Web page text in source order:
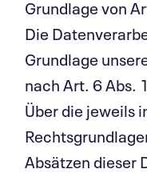
Grundlage von
Die
Grundlage
nach Art. 6 Abs.
Über die jeweils
Absätzen dieser